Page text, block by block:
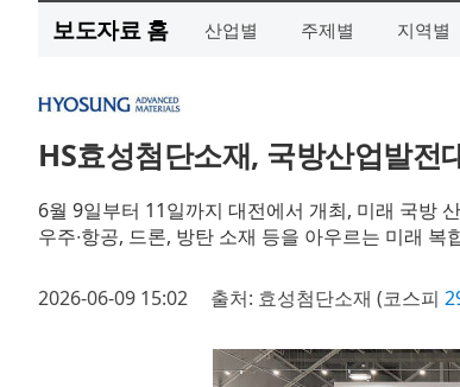
보도자료 홈 산업별 주제별 지역별
HS효성첨단소재, 국방산업발
6월 9일부터 11일까지 대전에서 개최, 미래 국방
우주∙항공, 드론, 방탄 소재 등을 아우르는 미래 복
2026-06-09 15:02 출처: 효성첨단소재 (코스피